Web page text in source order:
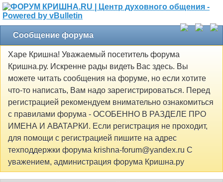
Сообщение форума
Харе Кришна! Уважаемый посетитель форума
Кришна.ру. Искренне рады видеть Вас здесь. Вы
можете читать сообщения на форуме, но если хотите
что-то написать, Вам надо зарегистрироваться. Перед
регистрацией рекомендуем внимательно ознакомиться
с правилами форума - ОСОБЕННО В РАЗДЕЛЕ ПРО
ИМЕНА И АВАТАРКИ. Если регистрация не проходит,
для помощи с регистрацией пишите на адрес
техподдержки форума krishna-forum@yandex.ru С
уважением, администрация форума Кришна.ру